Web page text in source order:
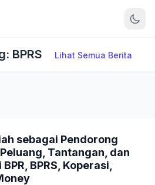
BPRS Lihat Semua Berita
sebagai Pendorong
Tantangan, dan
BPRS, Koperasi,